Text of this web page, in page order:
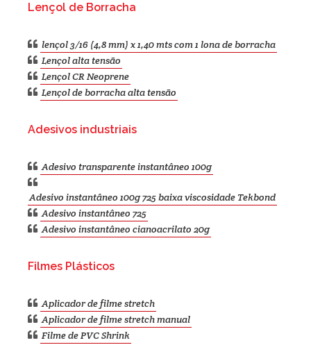
Lençol de Borracha
lençol 3/16 (4,8 mm) x 1,40 mts com 1 lona de borracha
Lençol alta tensão
Lençol CR Neoprene
Lençol de borracha alta tensão
Adesivos industriais
Adesivo transparente instantâneo 100g
Adesivo instantâneo 100g 725 baixa viscosidade Tekbond
Adesivo instantâneo 725
Adesivo instantâneo cianoacrilato 20g
Filmes Plásticos
Aplicador de filme stretch
Aplicador de filme stretch manual
Filme de PVC Shrink